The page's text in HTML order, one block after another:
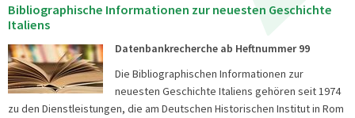
Bibliographische Informationen zur neuesten Geschichte
Italiens
Datenbankrecherche ab Heftnummer 99
Die Bibliographischen Informationen zur
neuesten Geschichte Italiens gehören seit 1974
zu den Dienstleistungen, die am Deutschen Historischen Institut in Rom